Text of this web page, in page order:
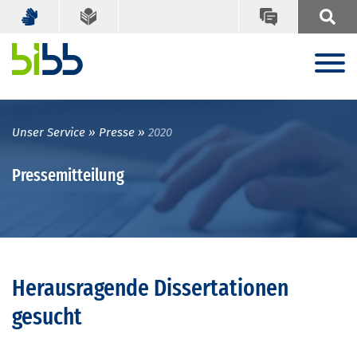
Unser Service Presse 2020
Pressemitteilung
Herausragende Dissertationen
gesucht